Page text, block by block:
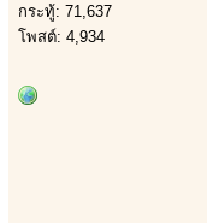
กระทู้: 71,637
โพสต์: 4,934